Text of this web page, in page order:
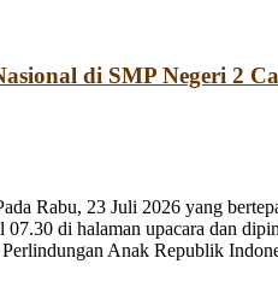
di SMP Negeri 2
Rabu, 23 Juli 2026 yang
di halaman upacara dan
Perlindungan Anak Republik